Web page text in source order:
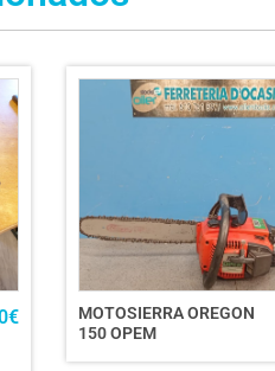
€
MOTOSIERRA OREGON
150 OPEM